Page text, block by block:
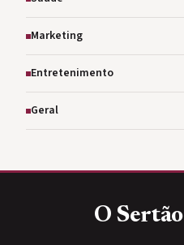
Marketing
Entretenimento
Geral
O Sertão